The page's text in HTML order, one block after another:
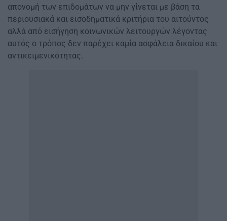
απονομή των επιδομάτων να μην γίνεται με βάση τα
περιουσιακά και εισοδηματικά κριτήρια του αιτούντος
αλλά από εισήγηση κοινωνικών λειτουργών λέγοντας
αυτός ο τρόπος δεν παρέχει καμία ασφάλεια δικαίου και
αντικειμενικότητας.